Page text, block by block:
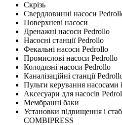
Скрізь
Свердловинні насоси
Поверхневі насоси
Дренажні насоси Pedrollo
Насосні станції Pedrollo
Фекальні насоси Pedrollo
Промислові насоси Pedrollo
Колодязні насоси Pedrollo
Каналізаційні станції
Пульти керування насосами
Аксесуари для насосів
Мембранні баки
Установки підвищення і
COMBIPRESS